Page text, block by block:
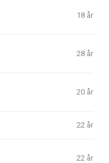
18 år
28 år
20 år
22 år
22 år